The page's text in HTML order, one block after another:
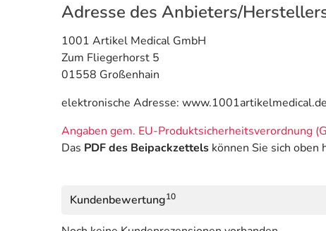
Adresse des Anbieters/
1001 Artikel Medical GmbH
Zum Fliegerhorst 5
01558 Großenhain
elektronische Adresse:
Angaben gem. EU-Produktsicherheitsverordnung
Das PDF des Beipackzettels können Sie sich oben
Kundenbewertung10